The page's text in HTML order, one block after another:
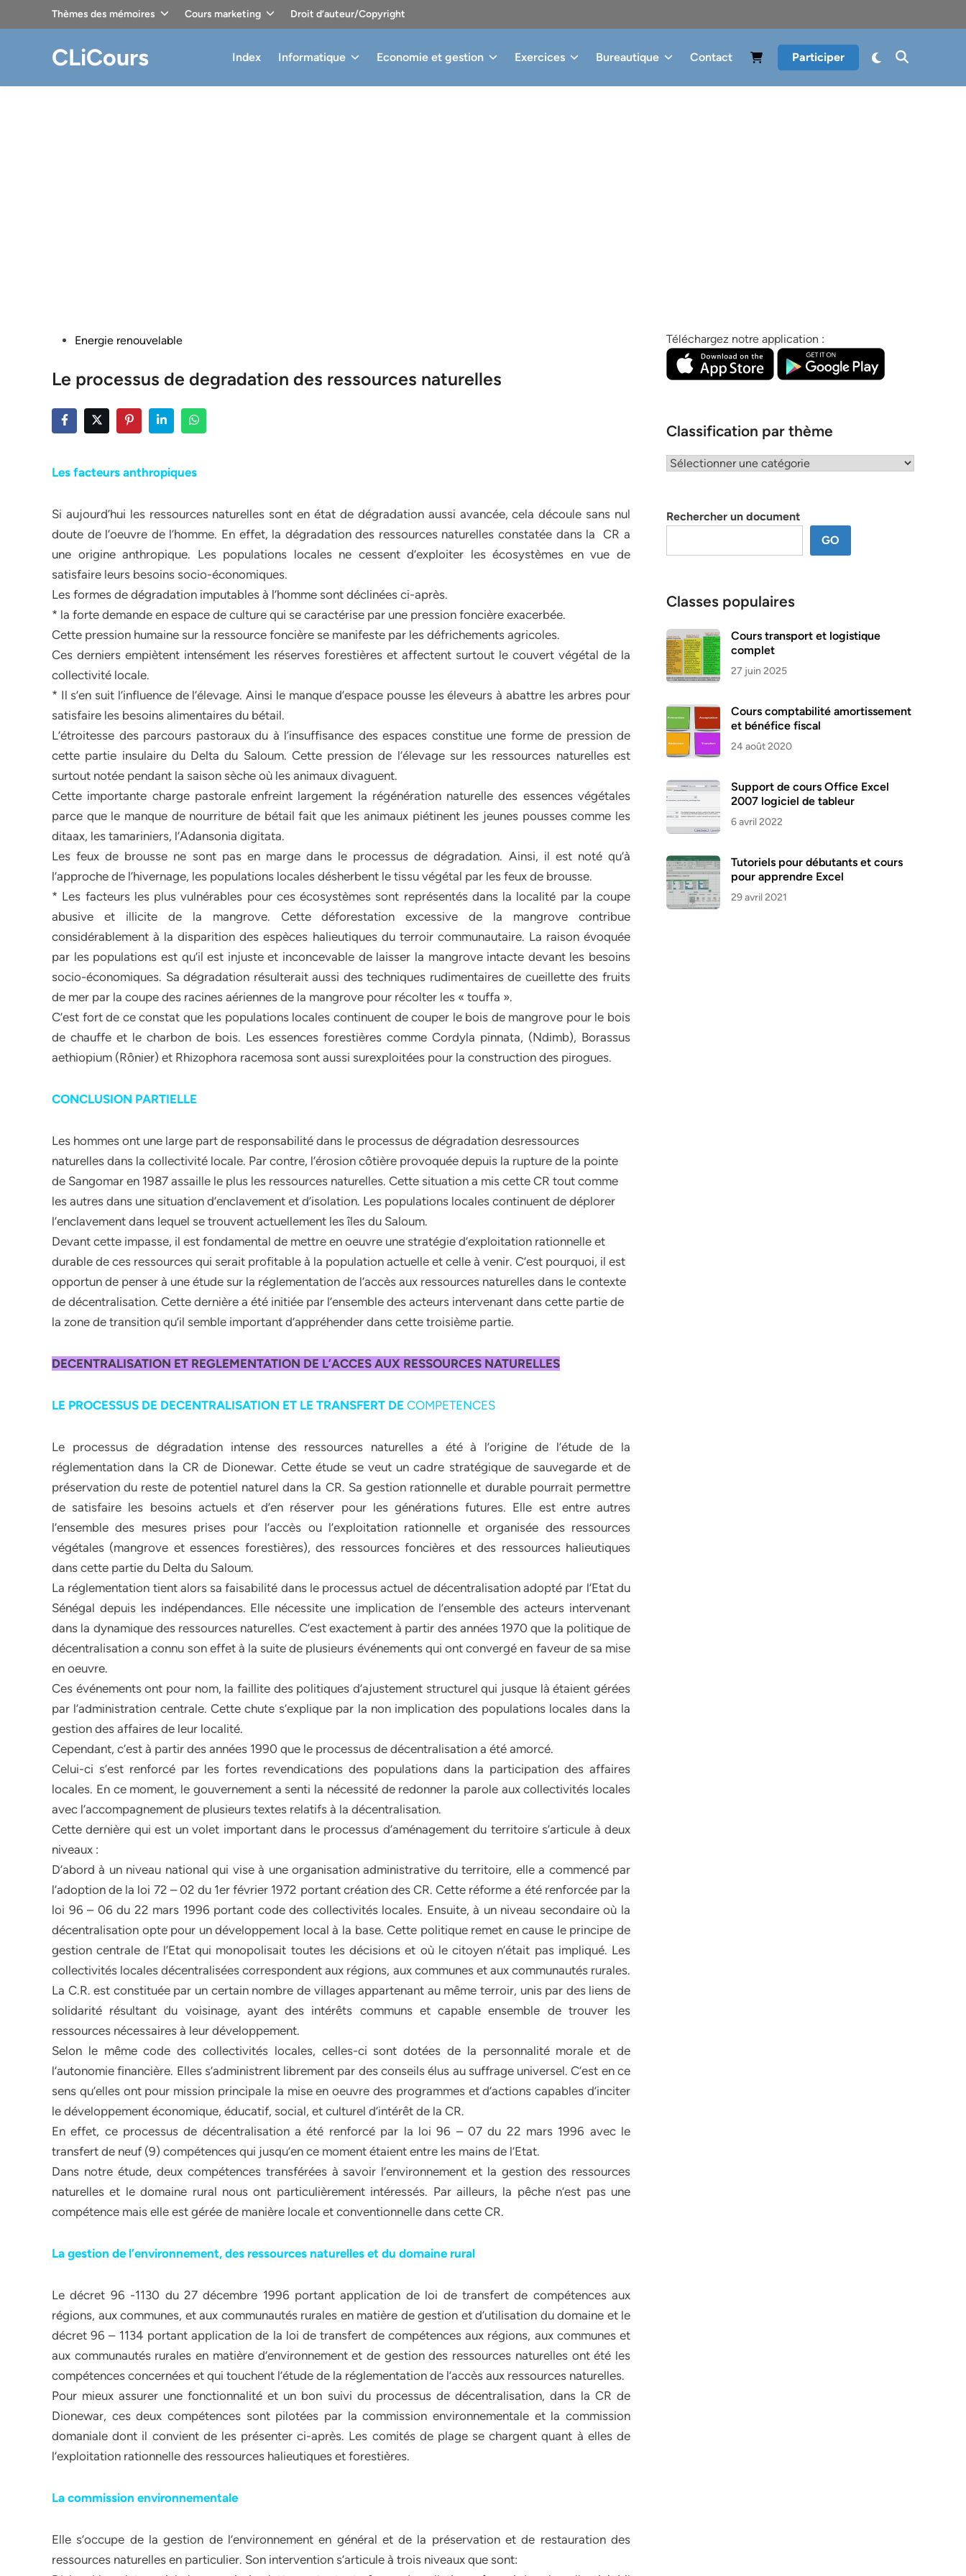
Thèmes des mémoires Cours marketing Droit d’auteur/Copyright
CLiCours Index Informatique Economie et gestion Exercices Bureautique Contact Participer
PostedEnergie renouvelable
Le processus de degradation des ressources naturelles
Les facteurs anthropiques
Si aujourd’hui les ressources naturelles sont en état de dégradation aussi avancée, cela découle sans nul
doute de l’oeuvre de l’homme. En effet, la dégradation des ressources naturelles constatée dans la CR a
une origine anthropique. Les populations locales ne cessent d’exploiter les écosystèmes en vue de
satisfaire leurs besoins socio-économiques.
Les formes de dégradation imputables à l’homme sont déclinées ci-après.
* la forte demande en espace de culture qui se caractérise par une pression foncière exacerbée.
Cette pression humaine sur la ressource foncière se manifeste par les défrichements agricoles.
Ces derniers empiètent intensément les réserves forestières et affectent surtout le couvert végétal de la
collectivité locale.
* Il s’en suit l’influence de l’élevage. Ainsi le manque d’espace pousse les éleveurs à abattre les arbres pour
satisfaire les besoins alimentaires du bétail.
L’étroitesse des parcours pastoraux du à l’insuffisance des espaces constitue une forme de pression de
cette partie insulaire du Delta du Saloum. Cette pression de l’élevage sur les ressources naturelles est
surtout notée pendant la saison sèche où les animaux divaguent.
Cette importante charge pastorale enfreint largement la régénération naturelle des essences végétales
parce que le manque de nourriture de bétail fait que les animaux piétinent les jeunes pousses comme les
ditaax, les tamariniers, l’Adansonia digitata.
Les feux de brousse ne sont pas en marge dans le processus de dégradation. Ainsi, il est noté qu’à
l’approche de l’hivernage, les populations locales désherbent le tissu végétal par les feux de brousse.
* Les facteurs les plus vulnérables pour ces écosystèmes sont représentés dans la localité par la coupe
abusive et illicite de la mangrove. Cette déforestation excessive de la mangrove contribue
considérablement à la disparition des espèces halieutiques du terroir communautaire. La raison évoquée
par les populations est qu’il est injuste et inconcevable de laisser la mangrove intacte devant les besoins
socio-économiques. Sa dégradation résulterait aussi des techniques rudimentaires de cueillette des fruits
de mer par la coupe des racines aériennes de la mangrove pour récolter les « touffa ».
C’est fort de ce constat que les populations locales continuent de couper le bois de mangrove pour le bois
de chauffe et le charbon de bois. Les essences forestières comme Cordyla pinnata, (Ndimb), Borassus
aethiopium (Rônier) et Rhizophora racemosa sont aussi surexploitées pour la construction des pirogues.
CONCLUSION PARTIELLE
Les hommes ont une large part de responsabilité dans le processus de dégradation desressources
naturelles dans la collectivité locale. Par contre, l’érosion côtière provoquée depuis la rupture de la pointe
de Sangomar en 1987 assaille le plus les ressources naturelles. Cette situation a mis cette CR tout comme
les autres dans une situation d’enclavement et d’isolation. Les populations locales continuent de déplorer
l’enclavement dans lequel se trouvent actuellement les îles du Saloum.
Devant cette impasse, il est fondamental de mettre en oeuvre une stratégie d’exploitation rationnelle et
durable de ces ressources qui serait profitable à la population actuelle et celle à venir. C’est pourquoi, il est
opportun de penser à une étude sur la réglementation de l’accès aux ressources naturelles dans le contexte
de décentralisation. Cette dernière a été initiée par l’ensemble des acteurs intervenant dans cette partie de
la zone de transition qu’il semble important d’appréhender dans cette troisième partie.
DECENTRALISATION ET REGLEMENTATION DE L’ACCES AUX RESSOURCES NATURELLES
LE PROCESSUS DE DECENTRALISATION ET LE TRANSFERT DE COMPETENCES
Le processus de dégradation intense des ressources naturelles a été à l’origine de l’étude de la
réglementation dans la CR de Dionewar. Cette étude se veut un cadre stratégique de sauvegarde et de
préservation du reste de potentiel naturel dans la CR. Sa gestion rationnelle et durable pourrait permettre
de satisfaire les besoins actuels et d’en réserver pour les générations futures. Elle est entre autres
l’ensemble des mesures prises pour l’accès ou l’exploitation rationnelle et organisée des ressources
végétales (mangrove et essences forestières), des ressources foncières et des ressources halieutiques
dans cette partie du Delta du Saloum.
La réglementation tient alors sa faisabilité dans le processus actuel de décentralisation adopté par l’Etat du
Sénégal depuis les indépendances. Elle nécessite une implication de l’ensemble des acteurs intervenant
dans la dynamique des ressources naturelles. C’est exactement à partir des années 1970 que la politique de
décentralisation a connu son effet à la suite de plusieurs événements qui ont convergé en faveur de sa mise
en oeuvre.
Ces événements ont pour nom, la faillite des politiques d’ajustement structurel qui jusque là étaient gérées
par l’administration centrale. Cette chute s’explique par la non implication des populations locales dans la
gestion des affaires de leur localité.
Cependant, c’est à partir des années 1990 que le processus de décentralisation a été amorcé.
Celui-ci s’est renforcé par les fortes revendications des populations dans la participation des affaires
locales. En ce moment, le gouvernement a senti la nécessité de redonner la parole aux collectivités locales
avec l’accompagnement de plusieurs textes relatifs à la décentralisation.
Cette dernière qui est un volet important dans le processus d’aménagement du territoire s’articule à deux
niveaux :
D’abord à un niveau national qui vise à une organisation administrative du territoire, elle a commencé par
l’adoption de la loi 72 – 02 du 1er février 1972 portant création des CR. Cette réforme a été renforcée par la
loi 96 – 06 du 22 mars 1996 portant code des collectivités locales. Ensuite, à un niveau secondaire où la
décentralisation opte pour un développement local à la base. Cette politique remet en cause le principe de
gestion centrale de l’Etat qui monopolisait toutes les décisions et où le citoyen n’était pas impliqué. Les
collectivités locales décentralisées correspondent aux régions, aux communes et aux communautés rurales.
La C.R. est constituée par un certain nombre de villages appartenant au même terroir, unis par des liens de
solidarité résultant du voisinage, ayant des intérêts communs et capable ensemble de trouver les
ressources nécessaires à leur développement.
Selon le même code des collectivités locales, celles-ci sont dotées de la personnalité morale et de
l’autonomie financière. Elles s’administrent librement par des conseils élus au suffrage universel. C’est en ce
sens qu’elles ont pour mission principale la mise en oeuvre des programmes et d’actions capables d’inciter
le développement économique, éducatif, social, et culturel d’intérêt de la CR.
En effet, ce processus de décentralisation a été renforcé par la loi 96 – 07 du 22 mars 1996 avec le
transfert de neuf (9) compétences qui jusqu’en ce moment étaient entre les mains de l’Etat.
Dans notre étude, deux compétences transférées à savoir l’environnement et la gestion des ressources
naturelles et le domaine rural nous ont particulièrement intéressés. Par ailleurs, la pêche n’est pas une
compétence mais elle est gérée de manière locale et conventionnelle dans cette CR.
La gestion de l’environnement, des ressources naturelles et du domaine rural
Le décret 96 -1130 du 27 décembre 1996 portant application de loi de transfert de compétences aux
régions, aux communes, et aux communautés rurales en matière de gestion et d’utilisation du domaine et le
décret 96 – 1134 portant application de la loi de transfert de compétences aux régions, aux communes et
aux communautés rurales en matière d’environnement et de gestion des ressources naturelles ont été les
compétences concernées et qui touchent l’étude de la réglementation de l’accès aux ressources naturelles.
Pour mieux assurer une fonctionnalité et un bon suivi du processus de décentralisation, dans la CR de
Dionewar, ces deux compétences sont pilotées par la commission environnementale et la commission
domaniale dont il convient de les présenter ci-après. Les comités de plage se chargent quant à elles de
l’exploitation rationnelle des ressources halieutiques et forestières.
La commission environnementale
Elle s’occupe de la gestion de l’environnement en général et de la préservation et de restauration des
ressources naturelles en particulier. Son intervention s’articule à trois niveaux que sont:
Téléchargez notre application :
Classification par thème
Classification
Rechercher un document
GO
Classes populaires
Cours transport et logistique
complet
27 juin 2025
Cours comptabilité amortissement
et bénéfice fiscal
24 août 2020
Support de cours Office Excel
2007 logiciel de tableur
6 avril 2022
Tutoriels pour débutants et cours
pour apprendre Excel
29 avril 2021